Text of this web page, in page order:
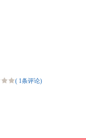
( 1条评论)